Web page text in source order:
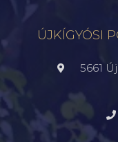
ÚJKÍGYÓSI
5661